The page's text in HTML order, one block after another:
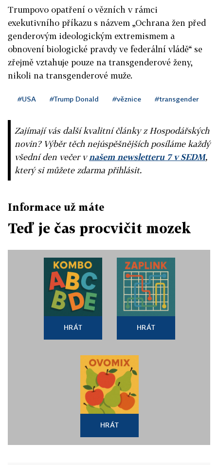
Trumpovo opatření o vězních v rámci
exekutivního příkazu s názvem „Ochrana žen před
genderovým ideologickým extremismem a
obnovení biologické pravdy ve federální vládě“ se
zřejmě vztahuje pouze na transgenderové ženy,
nikoli na transgenderové muže.
#USA #Trump Donald #věznice #transgender
Zajímají vás další kvalitní články z Hospodářských
novin? Výběr těch nejúspěšnějších posíláme každý
všední den večer vnašem newsletteru 7 v SEDM,
který si můžete zdarma přihlásit.
Informace už máte
Teď je čas procvičit mozek
HRÁT HRÁT
HRÁT